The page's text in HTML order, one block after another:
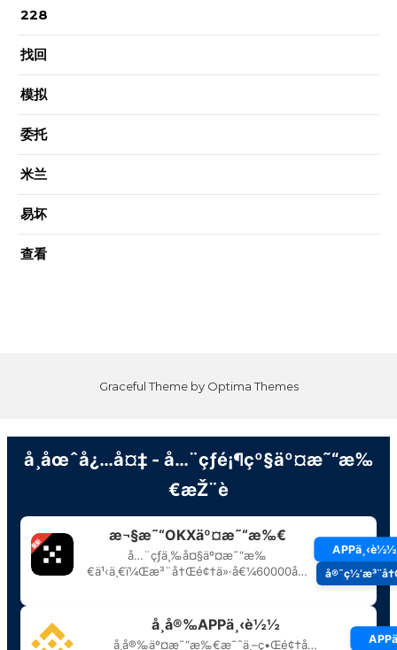
228
找回
模拟
委托
米兰
易坏
查看
Graceful Theme by Optima Themes